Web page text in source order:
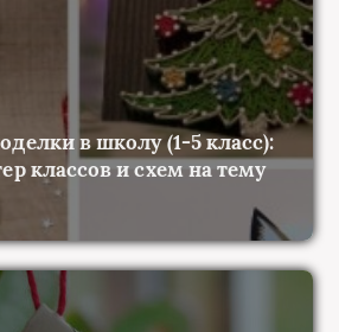
в школу (1-5 класс):
классов и схем на тему